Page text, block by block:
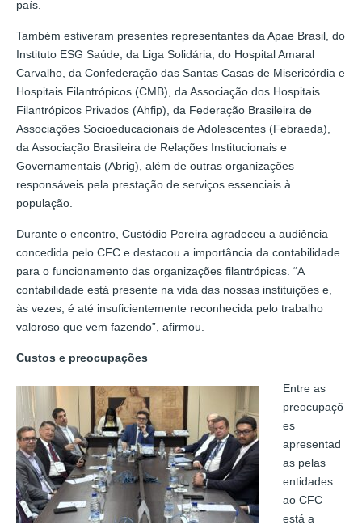
país.
Também estiveram presentes representantes da Apae Brasil, do
Instituto ESG Saúde, da Liga Solidária, do Hospital Amaral
Carvalho, da Confederação das Santas Casas de Misericórdia e
Hospitais Filantrópicos (CMB), da Associação dos Hospitais
Filantrópicos Privados (Ahfip), da Federação Brasileira de
Associações Socioeducacionais de Adolescentes (Febraeda),
da Associação Brasileira de Relações Institucionais e
Governamentais (Abrig), além de outras organizações
responsáveis pela prestação de serviços essenciais à
população.
Durante o encontro, Custódio Pereira agradeceu a audiência
concedida pelo CFC e destacou a importância da contabilidade
para o funcionamento das organizações filantrópicas. “A
contabilidade está presente na vida das nossas instituições e,
às vezes, é até insuficientemente reconhecida pelo trabalho
valoroso que vem fazendo”, afirmou.
Custos e preocupações
Entre as
preocupaçõ
es
apresentad
as pelas
entidades
ao CFC
está a